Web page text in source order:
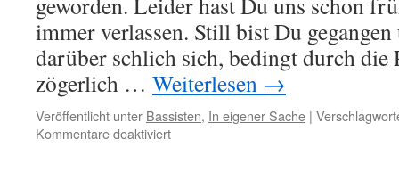
immer verlassen. Still bist Du
darüber schlich sich, bedingt durch die
zögerlich … Weiterlesen →
Veröffentlicht unter Bassisten, In eigener Sache |
Kommentare deaktiviertfür